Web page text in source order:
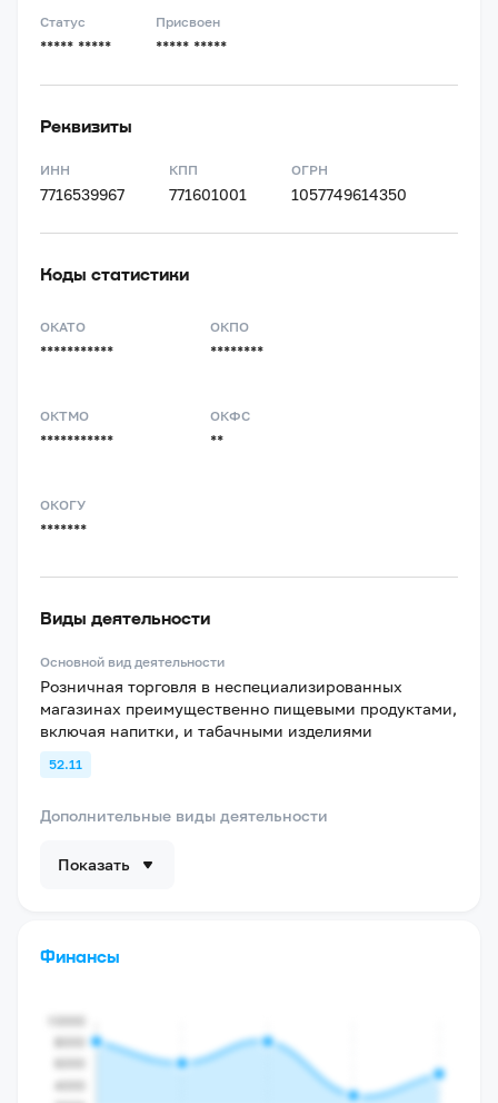
Статус
***** *****
Присвоен
***** *****
Реквизиты
ИНН
7716539967
КПП
771601001
ОГРН
1057749614350
Коды статистики
ОКАТО
***********
ОКПО
********
ОКТМО
***********
ОКФС
**
ОКОГУ
*******
Виды деятельности
Основной вид деятельности
Розничная торговля в неспециализированных
магазинах преимущественно пищевыми продуктами,
включая напитки, и табачными изделиями
52.11
Дополнительные виды деятельности
Показать
Финансы